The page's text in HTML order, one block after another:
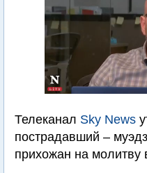
Телеканал Sky News
пострадавший –
прихожан на молитву